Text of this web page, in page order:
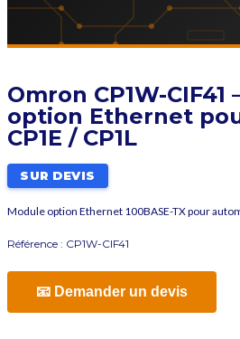
Omron CP1W-CIF41
option Ethernet
CP1E / CP1L
SUR DEVIS
Module option Ethernet 100BASE-TX pour
Référence : CP1W-CIF41
📧 Demander un devis